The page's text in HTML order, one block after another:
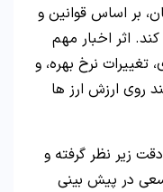
بر اساس قوانین و
اثر اخبار مهم
نرخ بهره، و
روی ارزش ارز ها
زیر نظر گرفته و
در پیش بینی